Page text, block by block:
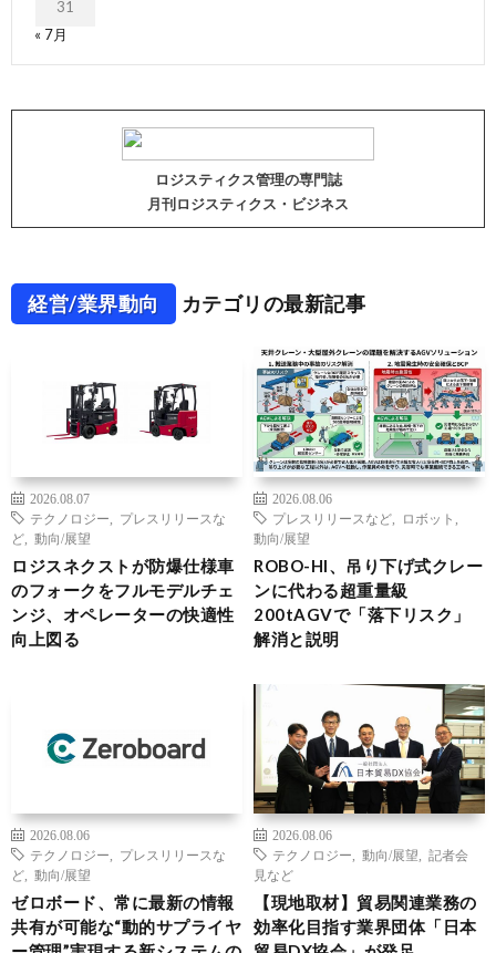
31
« 7月
ロジスティクス管理の専門誌
月刊ロジスティクス・ビジネス
経営/業界動向 カテゴリの最新記事
2026.08.07
テクノロジー
プレスリリースな
ど
動向/展望
ロジスネクストが防爆仕様車
のフォークをフルモデルチェ
ンジ、オペレーターの快適性
向上図る
2026.08.06
プレスリリースなど
ロボット
動向/展望
ROBO-HI、吊り下げ式クレー
ンに代わる超重量級
200tAGVで「落下リスク」
解消と説明
2026.08.06
テクノロジー
プレスリリースな
ど
動向/展望
ゼロボード、常に最新の情報
共有が可能な“動的サプライヤ
2026.08.06
テクノロジー
動向/展望
記者会
見など
【現地取材】貿易関連業務の
効率化目指す業界団体「日本